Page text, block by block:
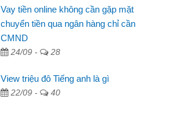
Vay tiền online không cần gặp mặt
chuyển tiền qua ngân hàng chỉ cần
CMND
24/09 - 28
View triệu đô Tiếng anh là gì
22/09 - 40